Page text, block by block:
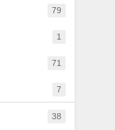
79
1
71
7
38